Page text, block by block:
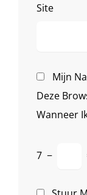
Site
Mijn
Deze
Wanneer
7 −